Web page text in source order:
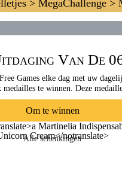
> MegaChallenge >
Van De
Games elke dag met uw
te winnen. Deze
Om te winnen
Alle schenkingen